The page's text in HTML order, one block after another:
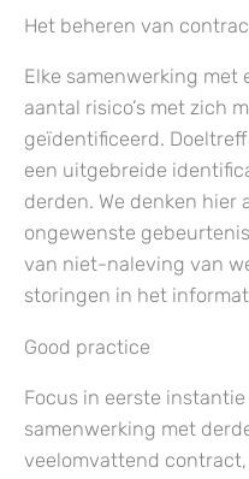
Het beheren van
Elke samenwerking
aantal risico’s met zich
geïdentificeerd.
een uitgebreide
derden. We denken hier
ongewenste
van niet-naleving van
storingen in het
Good practice
Focus in eerste
samenwerking met
veelomvattend